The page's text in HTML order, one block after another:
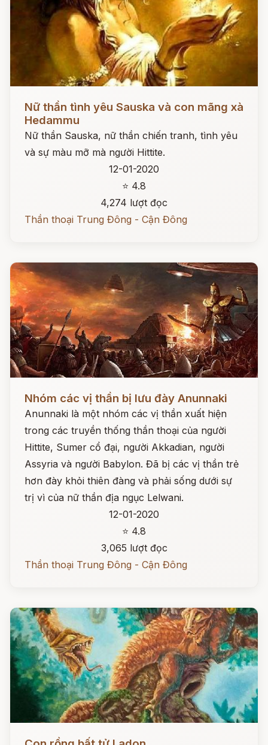
Nữ thần tình yêu Sauska và con mãng xà
Hedammu
Nữ thần Sauska, nữ thần chiến tranh, tình yêu
và sự màu mỡ mà người Hittite.
12-01-2020
⭐ 4.8
4,274 lượt đọc
Thần thoại Trung Đông - Cận Đông
Nhóm các vị thần bị lưu đày Anunnaki
Anunnaki là một nhóm các vị thần xuất hiện
trong các truyền thống thần thoại của người
Hittite, Sumer cổ đại, người Akkadian, người
Assyria và người Babylon. Đã bị các vị thần trẻ
hơn đày khỏi thiên đàng và phải sống dưới sự
trị vì của nữ thần địa ngục Lelwani.
12-01-2020
⭐ 4.8
3,065 lượt đọc
Thần thoại Trung Đông - Cận Đông